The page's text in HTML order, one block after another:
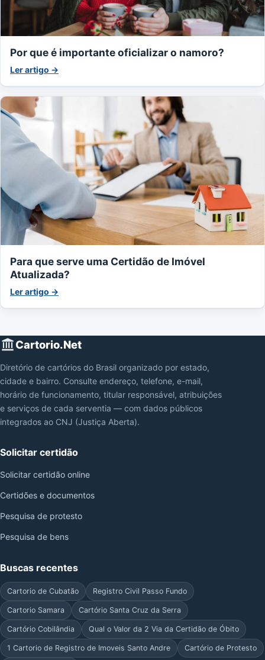
Por que é importante oficializar o namoro?
Ler artigo →
Para que serve uma Certidão de Imóvel
Atualizada?
Ler artigo →
Cartorio.Net
Diretório de cartórios do Brasil organizado por estado,
cidade e bairro. Consulte endereço, telefone, e-mail,
horário de funcionamento, titular responsável, atribuições
e serviços de cada serventia — com dados públicos
integrados ao CNJ (Justiça Aberta).
Solicitar certidão
Solicitar certidão online
Certidões e documentos
Pesquisa de protesto
Pesquisa de bens
Buscas recentes
Cartorio de Cubatão Registro Civil Passo Fundo
Cartorio Samara Cartório Santa Cruz da Serra
Cartório Cobilândia Qual o Valor da 2 Via da Certidão de Óbito
1 Cartorio de Registro de Imoveis Santo Andre Cartório de Protesto